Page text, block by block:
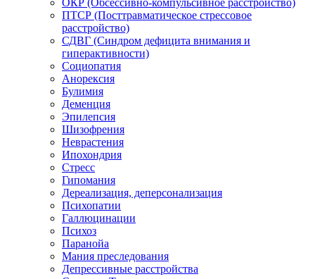
ОКР (Обсессивно-компульсивное расстройство)
ПТСР (Посттравматическое стрессовое
расстройство)
СДВГ (Синдром дефицита внимания и
гиперактивности)
Социопатия
Анорексия
Булимия
Деменция
Эпилепсия
Шизофрения
Неврастения
Ипохондрия
Стресс
Гипомания
Дереализация, деперсонализация
Психопатии
Галлюцинации
Психоз
Паранойа
Мания преследования
Депрессивные расстройства